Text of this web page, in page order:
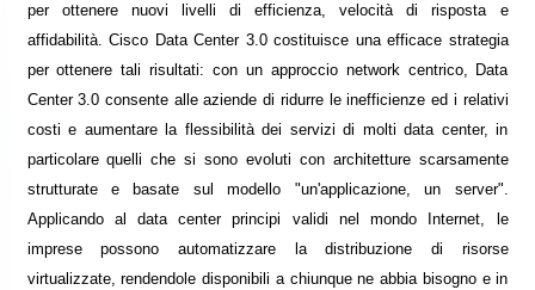
per ottenere nuovi livelli di efficienza, velocità di risposta e
affidabilità. Cisco Data Center 3.0 costituisce una efficace strategia
per ottenere tali risultati: con un approccio network centrico, Data
Center 3.0 consente alle aziende di ridurre le inefficienze ed i relativi
costi e aumentare la flessibilità dei servizi di molti data center, in
particolare quelli che si sono evoluti con architetture scarsamente
strutturate e basate sul modello "un'applicazione, un server".
Applicando al data center principi validi nel mondo Internet, le
imprese possono automatizzare la distribuzione di risorse
virtualizzate, rendendole disponibili a chiunque ne abbia bisogno e in